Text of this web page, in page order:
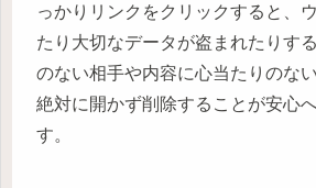
っかりリンクをクリックすると、
たり大切なデータが盗まれたりす
のない相手や内容に心当たりのな
絶対に開かず削除することが安心
す。